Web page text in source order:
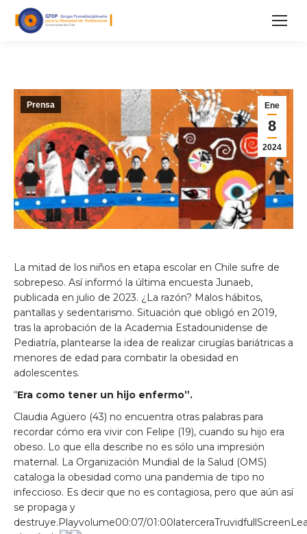
Ene
8
2024
Prensa
La mitad de los niños en etapa escolar en Chile sufre de
sobrepeso. Así informó la última encuesta Junaeb,
publicada en julio de 2023. ¿La razón? Malos hábitos,
pantallas y sedentarismo. Situación que obligó en 2019,
tras la aprobación de la Academia Estadounidense de
Pediatría, plantearse la idea de realizar cirugías bariátricas a
menores de edad para combatir la obesidad en
adolescentes.
“Era como tener un hijo enfermo”.
Claudia Agüero (43) no encuentra otras palabras para
recordar cómo era vivir con Felipe (19), cuando su hijo era
obeso. Lo que ella describe no es sólo una impresión
maternal. La Organización Mundial de la Salud (OMS)
cataloga la obesidad como una pandemia de tipo no
infeccioso. Es decir que no es contagiosa, pero que aún así
se propaga y
destruye.Playvolume00:07/